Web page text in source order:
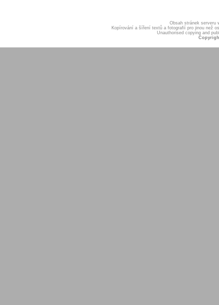
Obsah stránek serveru
Kopírování a šíření textů a fotografií pro jinou než
Unauthorised copying and